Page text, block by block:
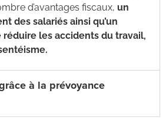
d’avantages fiscaux, un
des salariés ainsi qu’un
réduire les accidents du travail,
à la prévoyance